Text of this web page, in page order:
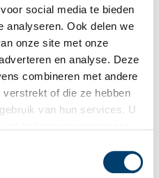
social media te bieden
analyseren. Ook delen we
onze site met onze
en analyse. Deze
combineren met andere
of die ze hebben
van hun services. U
onsprivacybeleid